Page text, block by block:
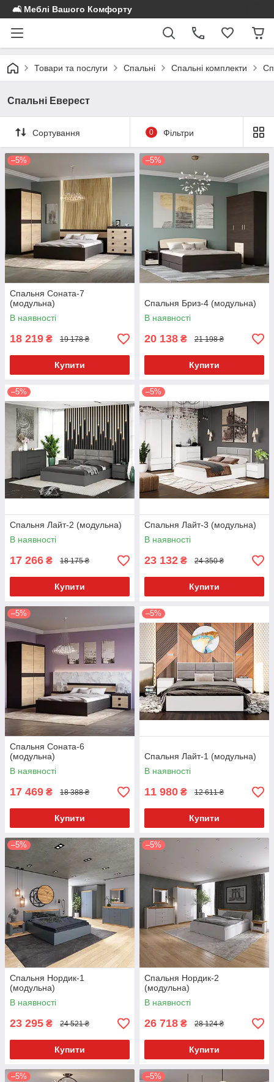
🛋️ Меблі Вашого Комфорту
Товари та послуги Спальні Спальні комплекти
Спальні Еверест
Сортування 0 Фільтри
–5%
Спальня Соната-7
(модульна)
В наявності
18 219 ₴ 19 178 ₴
Купити
–5%
Спальня Бриз-4 (модульна)
В наявності
20 138 ₴ 21 198 ₴
Купити
–5%
Спальня Лайт-2 (модульна)
В наявності
17 266 ₴ 18 175 ₴
Купити
–5%
Спальня Лайт-3 (модульна)
В наявності
23 132 ₴ 24 350 ₴
Купити
–5%
Спальня Соната-6
(модульна)
В наявності
17 469 ₴ 18 388 ₴
Купити
–5%
Спальня Лайт-1 (модульна)
В наявності
11 980 ₴ 12 611 ₴
Купити
–5%
Спальня Нордик-1
(модульна)
В наявності
23 295 ₴ 24 521 ₴
Купити
–5%
Спальня Нордик-2
(модульна)
В наявності
26 718 ₴ 28 124 ₴
Купити
–5% –5%